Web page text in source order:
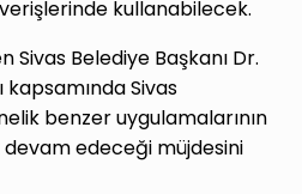
kullanabilecek.
Sivas Belediye Başkanı Dr.
kapsamında Sivas
benzer uygulamalarının
edeceği müjdesini